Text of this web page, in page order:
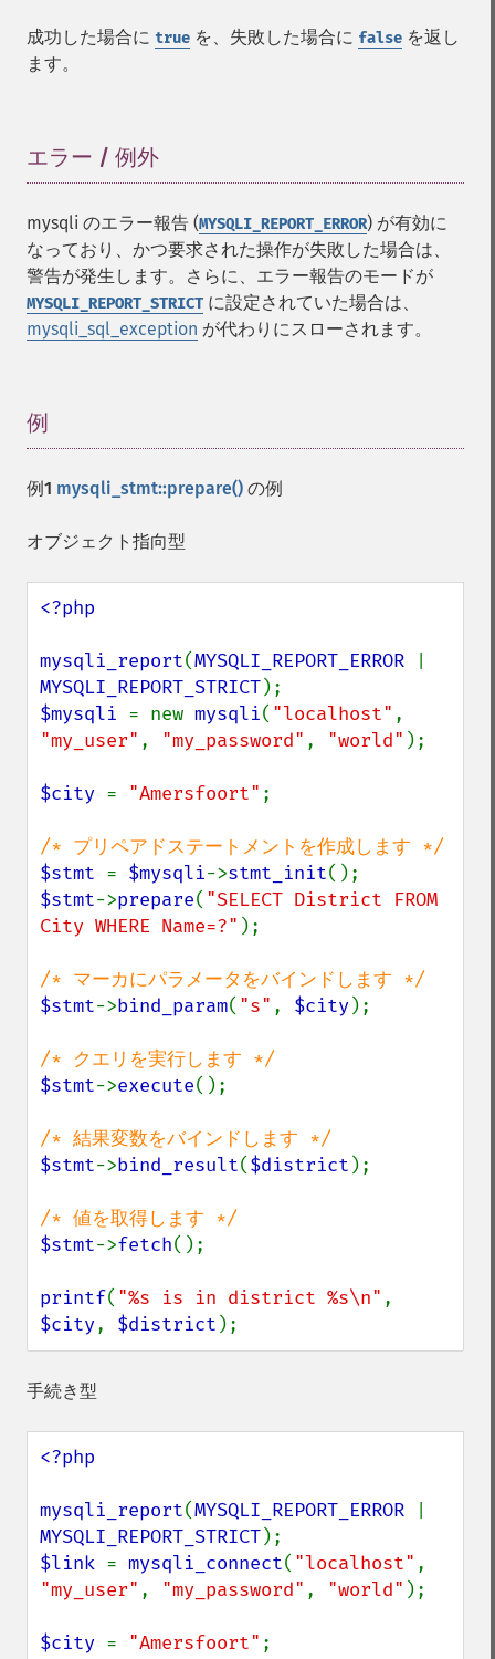
成功した場合に true を、失敗した場合に false を返し
ます。
エラー / 例外
mysqli のエラー報告 (MYSQLI_REPORT_ERROR) が有効に
なっており、かつ要求された操作が失敗した場合は、
警告が発生します。さらに、エラー報告のモードが
MYSQLI_REPORT_STRICT に設定されていた場合は、
mysqli_sql_exception が代わりにスローされます。
例
例1 mysqli_stmt::prepare() の例
オブジェクト指向型
<?php
mysqli_report(MYSQLI_REPORT_ERROR
MYSQLI_REPORT_STRICT
$mysqli = new mysqli( "localhost"
"my_user" , "my_password" , "world" );
$city = "Amersfoort" ;
$stmt = $mysqli->stmt_init
$stmt->prepare( "SELECT District FROM
City WHERE Name=?" );
$stmt->bind_param( "s" , $city);
$stmt->execute();
$stmt->bind_result($district );
$stmt->fetch();
printf( "%s is in district %s\n"
$city, $district );
手続き型
<?php
mysqli_report(MYSQLI_REPORT_ERROR
MYSQLI_REPORT_STRICT
$link = mysqli_connect( "localhost"
"my_user" , "my_password" , "world" );
$city = "Amersfoort" ;